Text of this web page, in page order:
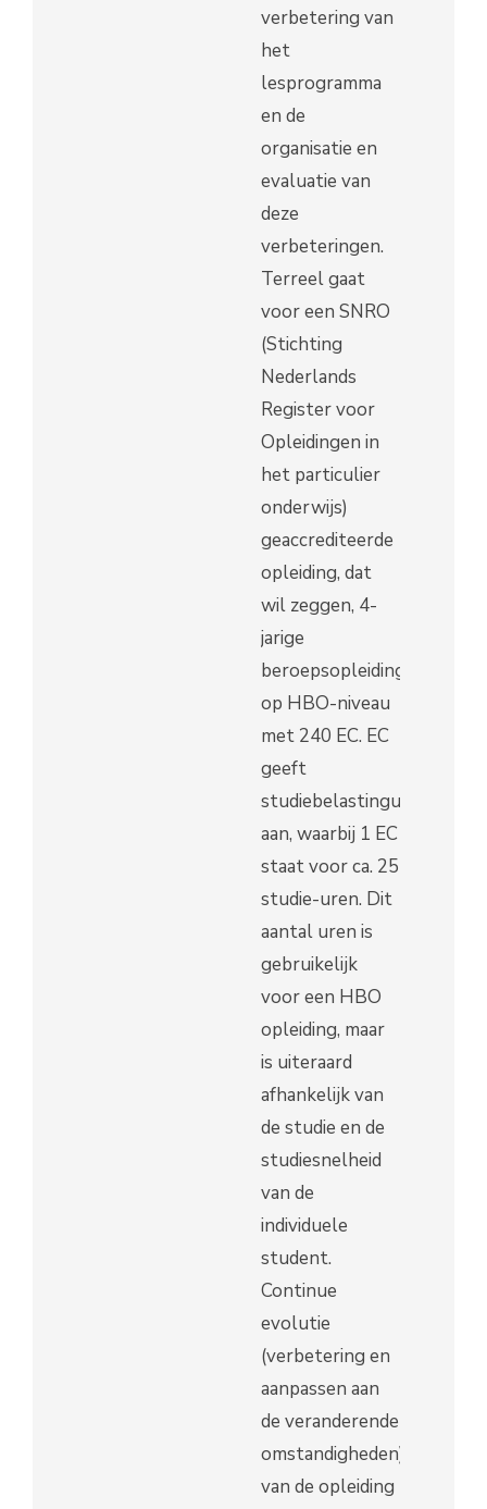
verbetering van
het
lesprogramma
en de
organisatie en
evaluatie van
deze
verbeteringen.
Terreel gaat
voor een SNRO
(Stichting
Nederlands
Register voor
Opleidingen in
het particulier
onderwijs)
geaccrediteerde
opleiding, dat
wil zeggen, 4-
jarige
beroepsopleiding
op HBO-niveau
met 240 EC. EC
geeft
studiebelastinguren
aan, waarbij 1 EC
staat voor ca. 25
studie-uren. Dit
aantal uren is
gebruikelijk
voor een HBO
opleiding, maar
is uiteraard
afhankelijk van
de studie en de
studiesnelheid
van de
individuele
student.
Continue
evolutie
(verbetering en
aanpassen aan
de veranderende
omstandigheden)
van de opleiding